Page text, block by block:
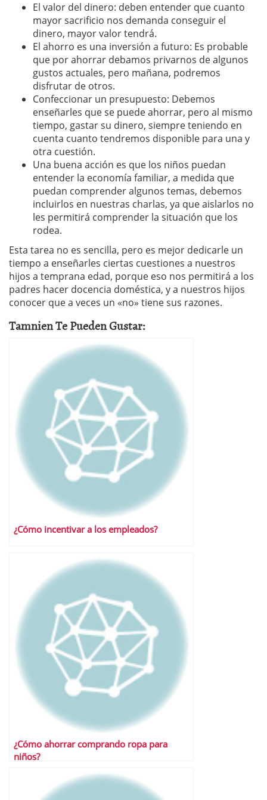
El valor del dinero: deben entender que cuanto
mayor sacrificio nos demanda conseguir el
dinero, mayor valor tendrá.
El ahorro es una inversión a futuro: Es probable
que por ahorrar debamos privarnos de algunos
gustos actuales, pero mañana, podremos
disfrutar de otros.
Confeccionar un presupuesto: Debemos
enseñarles que se puede ahorrar, pero al mismo
tiempo, gastar su dinero, siempre teniendo en
cuenta cuanto tendremos disponible para una y
otra cuestión.
Una buena acción es que los niños puedan
entender la economía familiar, a medida que
puedan comprender algunos temas, debemos
incluirlos en nuestras charlas, ya que aislarlos no
les permitirá comprender la situación que los
rodea.
Esta tarea no es sencilla, pero es mejor dedicarle un
tiempo a enseñarles ciertas cuestiones a nuestros
hijos a temprana edad, porque eso nos permitirá a los
padres hacer docencia doméstica, y a nuestros hijos
conocer que a veces un «no» tiene sus razones.
Tamnien Te Pueden Gustar:
¿Cómo incentivar a los empleados?
¿Cómo ahorrar comprando ropa para
niños?